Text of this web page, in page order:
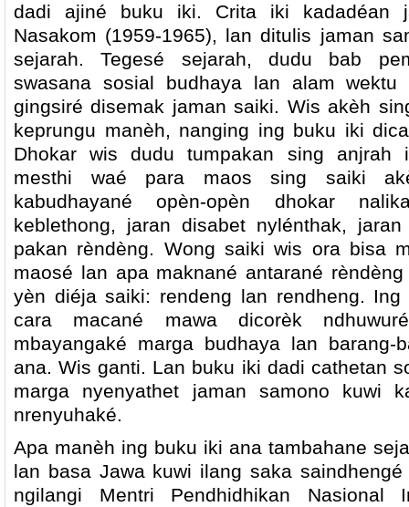
dadi ajiné buku iki. Crita iki kadadéan
Nasakom (1959-1965), lan ditulis jaman
sejarah. Tegesé sejarah, dudu bab
swasana sosial budhaya lan alam
gingsiré disemak jaman saiki. Wis akèh
keprungu manèh, nanging ing buku iki
Dhokar wis dudu tumpakan sing anjrah
mesthi waé para maos sing saiki
kabudhayané opèn-opèn dhokar
keblethong, jaran disabet nylénthak,
pakan rèndèng. Wong saiki wis ora bisa
maosé lan apa maknané antarané
yèn diéja saiki: rendeng lan rendheng.
cara macané mawa dicorèk
mbayangaké marga budhaya lan barang-
ana. Wis ganti. Lan buku iki dadi cathetan
marga nyenyathet jaman samono kuwi
nrenyuhaké.
Apa manèh ing buku iki ana tambahane
lan basa Jawa kuwi ilang saka
ngilangi Mentri Pendhidhikan Nasional